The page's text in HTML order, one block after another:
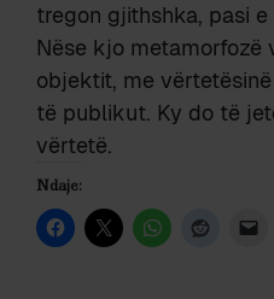
tregon gjithshka, pasi
Nëse kjo
objektit, me
të publikut. Ky do të
vërtetë.
Ndaje: